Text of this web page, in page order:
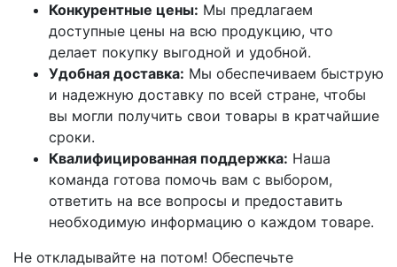
Конкурентные цены: Мы предлагаем
доступные цены на всю продукцию, что
делает покупку выгодной и удобной.
Удобная доставка: Мы обеспечиваем быструю
и надежную доставку по всей стране, чтобы
вы могли получить свои товары в кратчайшие
сроки.
Квалифицированная поддержка: Наша
команда готова помочь вам с выбором,
ответить на все вопросы и предоставить
необходимую информацию о каждом товаре.
Не откладывайте на потом! Обеспечьте